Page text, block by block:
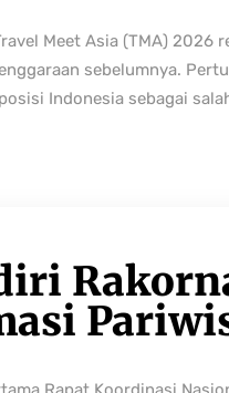
Meet Asia (TMA) 2026
sebelumnya.
Indonesia sebagai